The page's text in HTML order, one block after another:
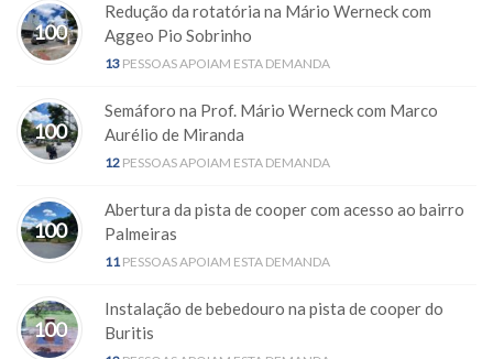
100
Redução da rotatória na Mário Werneck com
Aggeo Pio Sobrinho
13 PESSOAS APOIAM ESTA DEMANDA
100
Semáforo na Prof. Mário Werneck com Marco
Aurélio de Miranda
12 PESSOAS APOIAM ESTA DEMANDA
100
Abertura da pista de cooper com acesso ao bairro
Palmeiras
11PESSOAS APOIAM ESTA DEMANDA
100
Instalação de bebedouro na pista de cooper do
Buritis